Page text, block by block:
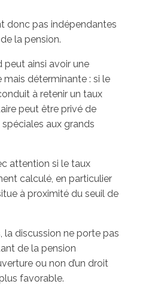
donc pas indépendantes
la pension.
peut ainsi avoir une
déterminante : si le
à retenir un taux
peut être privé de
aux grands
attention si le taux
calculé, en particulier
à proximité du seuil de
la discussion ne porte pas
de la pension
ou non d’un droit
favorable.